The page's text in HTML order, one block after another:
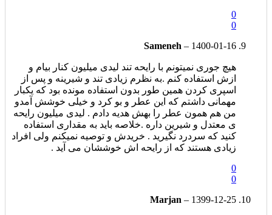
0
0
Sameneh – 1400-01-16
هیچ جوری نمیتونم با رایحه تند لیدی میلیون کنار بیام و
ازش استفاده کنم .به نظرم زیادی تند و شیرینه و پس از
اسپری کردن همین طور بدون استفاده مونده بود که یکبار
مهمانی داشتم که این عطر و بو کرد و خیلی خوشش آمدو
من هم همون عطر را بهش هدیه دادم . لیدی میلیون رایحه
ی معتدل و شیرین داره .خلاصه باید به مقداری استفاده
کنید که سردرد نگیرید . خریدش و توصیه نمیکنم ولی افراد
زیادی هستند که از رایحه اش خوششان می آید .
0
0
Marjan – 1399-12-25